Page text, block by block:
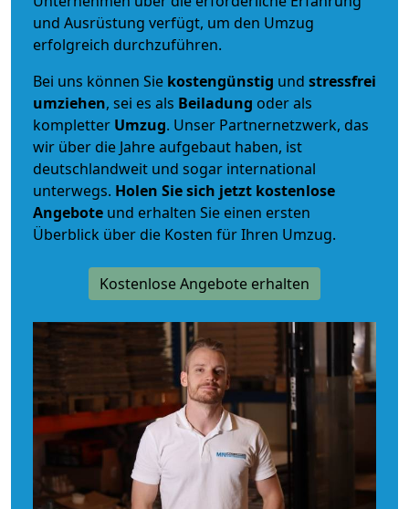
und Ausrüstung verfügt, um den Umzug
erfolgreich durchzuführen.
Bei uns können Sie kostengünstig und stressfrei
umziehen, sei es als Beiladung oder als
kompletter Umzug. Unser Partnernetzwerk, das
wir über die Jahre aufgebaut haben, ist
deutschlandweit und sogar international
unterwegs. Holen Sie sich jetzt kostenlose
Angebote und erhalten Sie einen ersten
Überblick über die Kosten für Ihren Umzug.
Kostenlose Angebote erhalten